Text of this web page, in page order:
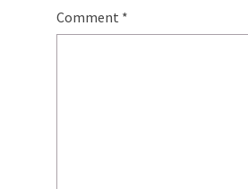
Comment *